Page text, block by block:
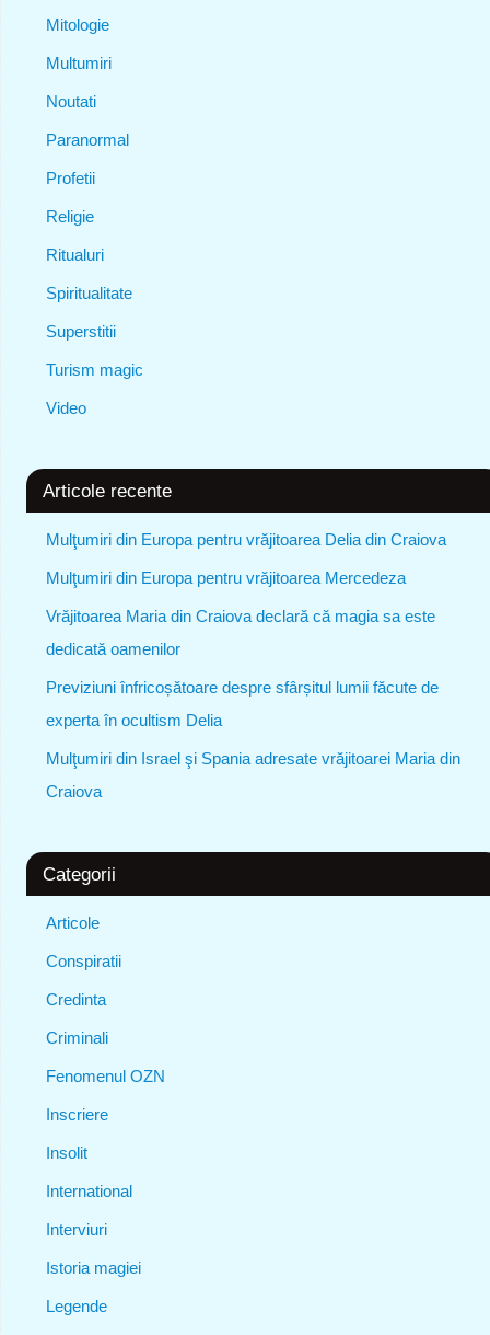
Mitologie
Multumiri
Noutati
Paranormal
Profetii
Religie
Ritualuri
Spiritualitate
Superstitii
Turism magic
Video
Articole recente
Mulţumiri din Europa pentru vrăjitoarea Delia din Craiova
Mulţumiri din Europa pentru vrăjitoarea Mercedeza
Vrăjitoarea Maria din Craiova declară că magia sa este
dedicată oamenilor
Previziuni înfricoșătoare despre sfârșitul lumii făcute de
experta în ocultism Delia
Mulţumiri din Israel şi Spania adresate vrăjitoarei Maria din
Craiova
Categorii
Articole
Conspiratii
Credinta
Criminali
Fenomenul OZN
Inscriere
Insolit
International
Interviuri
Istoria magiei
Legende